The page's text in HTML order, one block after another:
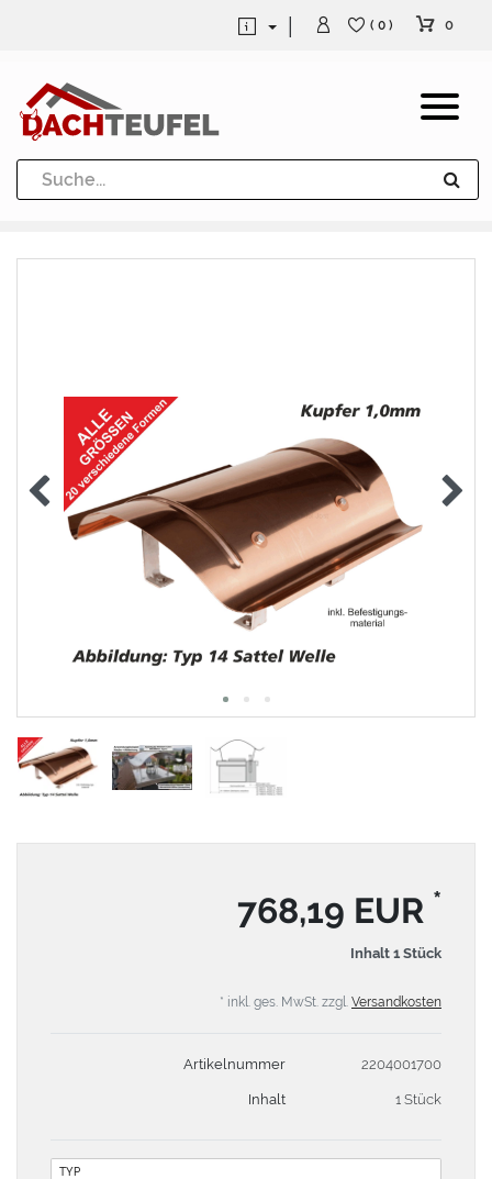
Dachrinne und Fallrohre
Werkzeuge und Löttechnik
( 0 ) 0
768,19 EUR *
Inhalt 1 Stück
* inkl. ges. MwSt. zzgl. Versandkosten
Artikelnummer 2204001700
Inhalt 1 Stück
TYP